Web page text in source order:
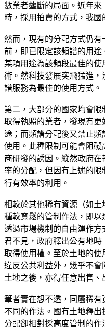
數業者壟斷的局面。近年
時，採用拍賣的方式，我國
然而，現有的分配方式仍
前，即已限定該頻譜的用
某項用途為該頻段最佳的
術。然科技發展突飛猛進
譜服務為最佳的使用方式。
第二，大部分的國家均會
取得執照的業者，發現有更
途；而頻譜分配後又禁止頻
使用。此種限制可能會阻
商研發的誘因。縱然政府
率的分配，但因有上述的
行有效率的利用。
相較於其他稀有資源（如
種較寬鬆的管制作法，即以
透過市場機制的自由運作方
君不見，政府釋出公有地
取得使用權。至於土地的
違反公共利益外，幾乎不
土地之後，亦得任意出售、
筆者實在想不透，同屬稀
不同的作法。國有土地釋
分配卻相對採高度管制的